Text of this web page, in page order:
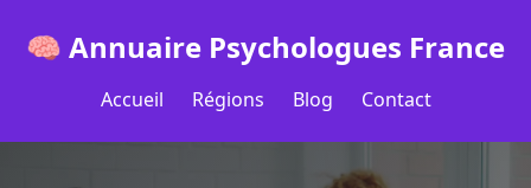
🧠 Annuaire Psychologues France
Accueil Régions Blog Contact